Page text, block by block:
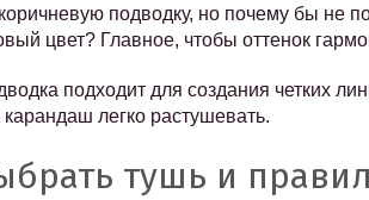
подводку, но почему бы не
цвет? Главное, чтобы оттенок
подходит для создания четких
легко растушевать.
тушь и